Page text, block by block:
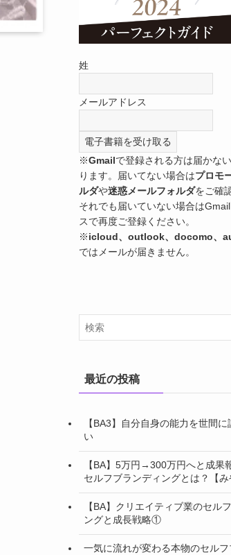
姓
メールアドレス
※Gmailで登録される方は届かな
ります。届いてない場合はプロモ
ルダや迷惑メールフォルダをご確
それでも届いていない場合は
スで再度ご登録ください。
※icloud、outlook、docomo、
ではメールが届きません。
最近の投稿
【BA3】自分自身の能力を世間に
い
【BA】5万円→300万円へと成果
セルフブランディングとは？【み
【BA】クリエイティブ業のセル
ングと成長戦略①
一気に流れが変わる本物のセルフ